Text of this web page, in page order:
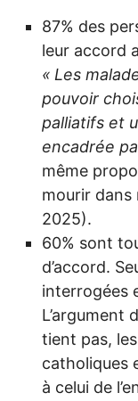
87% des
leur accord
« Les
pouvoir
palliatifs et
encadrée
même
mourir dans
2025).
60% sont
d’accord.
interrogées
L’argument
tient pas,
catholiques
à celui de